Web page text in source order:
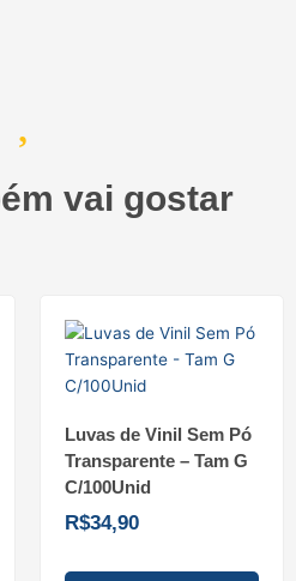
vai gostar
Luvas de Vinil Sem Pó
Transparente – Tam G
C/100Unid
R$34,90